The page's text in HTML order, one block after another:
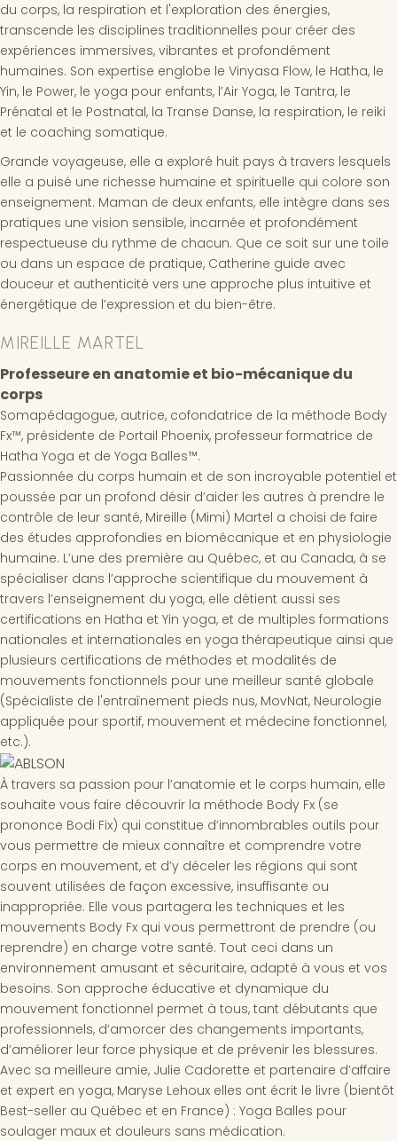
du corps, la respiration et l'exploration des énergies,
transcende les disciplines traditionnelles pour créer des
expériences immersives, vibrantes et profondément
humaines. Son expertise englobe le Vinyasa Flow, le Hatha, le
Yin, le Power, le yoga pour enfants, l’Air Yoga, le Tantra, le
Prénatal et le Postnatal, la Transe Danse, la respiration, le reiki
et le coaching somatique.
Grande voyageuse, elle a exploré huit pays à travers lesquels
elle a puisé une richesse humaine et spirituelle qui colore son
enseignement. Maman de deux enfants, elle intègre dans ses
pratiques une vision sensible, incarnée et profondément
respectueuse du rythme de chacun. Que ce soit sur une toile
ou dans un espace de pratique, Catherine guide avec
douceur et authenticité vers une approche plus intuitive et
énergétique de l’expression et du bien-être.
MIREILLE MARTEL
Professeure en anatomie et bio-mécanique du
corps
Somapédagogue, autrice, cofondatrice de la méthode Body
Fx™️, présidente de Portail Phoenix, professeur formatrice de
Hatha Yoga et de Yoga Balles™️.
Passionnée du corps humain et de son incroyable potentiel et
poussée par un profond désir d’aider les autres à prendre le
contrôle de leur santé, Mireille (Mimi) Martel a choisi de faire
des études approfondies en biomécanique et en physiologie
humaine. L’une des première au Québec, et au Canada, à se
spécialiser dans l’approche scientifique du mouvement à
travers l’enseignement du yoga, elle détient aussi ses
certifications en Hatha et Yin yoga, et de multiples formations
nationales et internationales en yoga thérapeutique ainsi que
plusieurs certifications de méthodes et modalités de
mouvements fonctionnels pour une meilleur santé globale
(Spécialiste de l'entraînement pieds nus, MovNat, Neurologie
appliquée pour sportif, mouvement et médecine fonctionnel,
etc.).
À travers sa passion pour l’anatomie et le corps humain, elle
souhaite vous faire découvrir la méthode Body Fx (se
prononce Bodi Fix) qui constitue d’innombrables outils pour
vous permettre de mieux connaître et comprendre votre
corps en mouvement, et d’y déceler les régions qui sont
souvent utilisées de façon excessive, insuffisante ou
inappropriée. Elle vous partagera les techniques et les
mouvements Body Fx qui vous permettront de prendre (ou
reprendre) en charge votre santé. Tout ceci dans un
environnement amusant et sécuritaire, adapté à vous et vos
besoins. Son approche éducative et dynamique du
mouvement fonctionnel permet à tous, tant débutants que
professionnels, d’amorcer des changements importants,
d’améliorer leur force physique et de prévenir les blessures.
Avec sa meilleure amie, Julie Cadorette et partenaire d’affaire
et expert en yoga, Maryse Lehoux elles ont écrit le livre (bientôt
Best-seller au Québec et en France) : Yoga Balles pour
soulager maux et douleurs sans médication.